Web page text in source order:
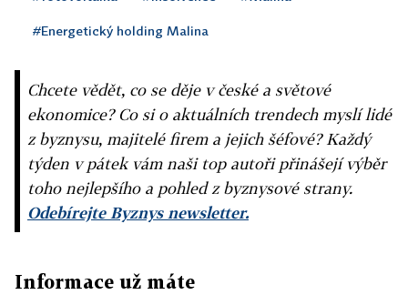
#Energetický holding Malina
Chcete vědět, co se děje v české a světové
ekonomice? Co si o aktuálních trendech myslí lidé
z byznysu, majitelé firem a jejich šéfové? Každý
týden v pátek vám naši top autoři přinášejí výběr
toho nejlepšího a pohled z byznysové strany.
Odebírejte Byznys newsletter.
Informace už máte